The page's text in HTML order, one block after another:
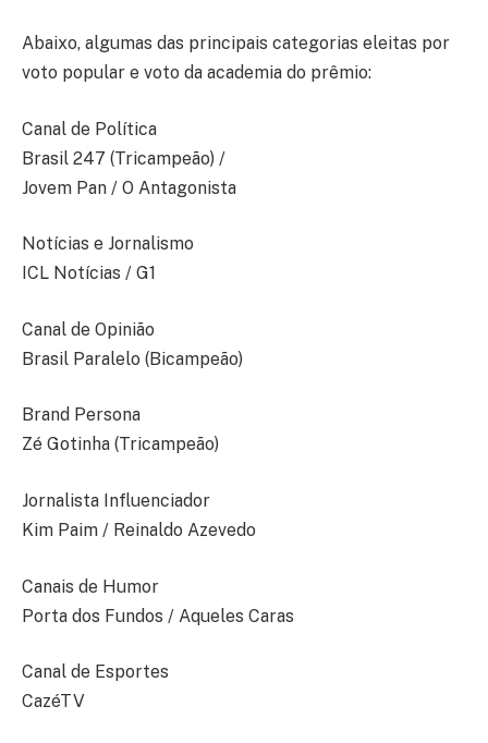
Abaixo, algumas das principais categorias eleitas por
voto popular e voto da academia do prêmio:
Canal de Política
Brasil 247 (Tricampeão) /
Jovem Pan / O Antagonista
Notícias e Jornalismo
ICL Notícias / G1
Canal de Opinião
Brasil Paralelo (Bicampeão)
Brand Persona
Zé Gotinha (Tricampeão)
Jornalista Influenciador
Kim Paim / Reinaldo Azevedo
Canais de Humor
Porta dos Fundos / Aqueles Caras
Canal de Esportes
CazéTV